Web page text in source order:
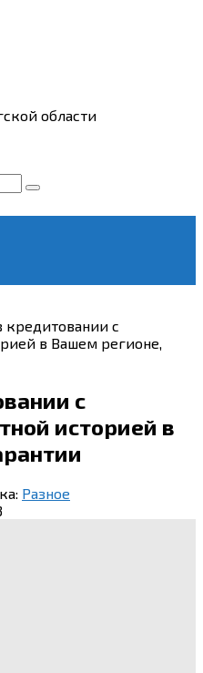
области
с
в Вашем регионе,
с
историей в
Разное